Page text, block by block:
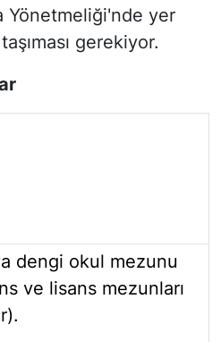
Yönetmeliği'nde yer
gerekiyor.
dengi okul mezunu
ve lisans mezunları